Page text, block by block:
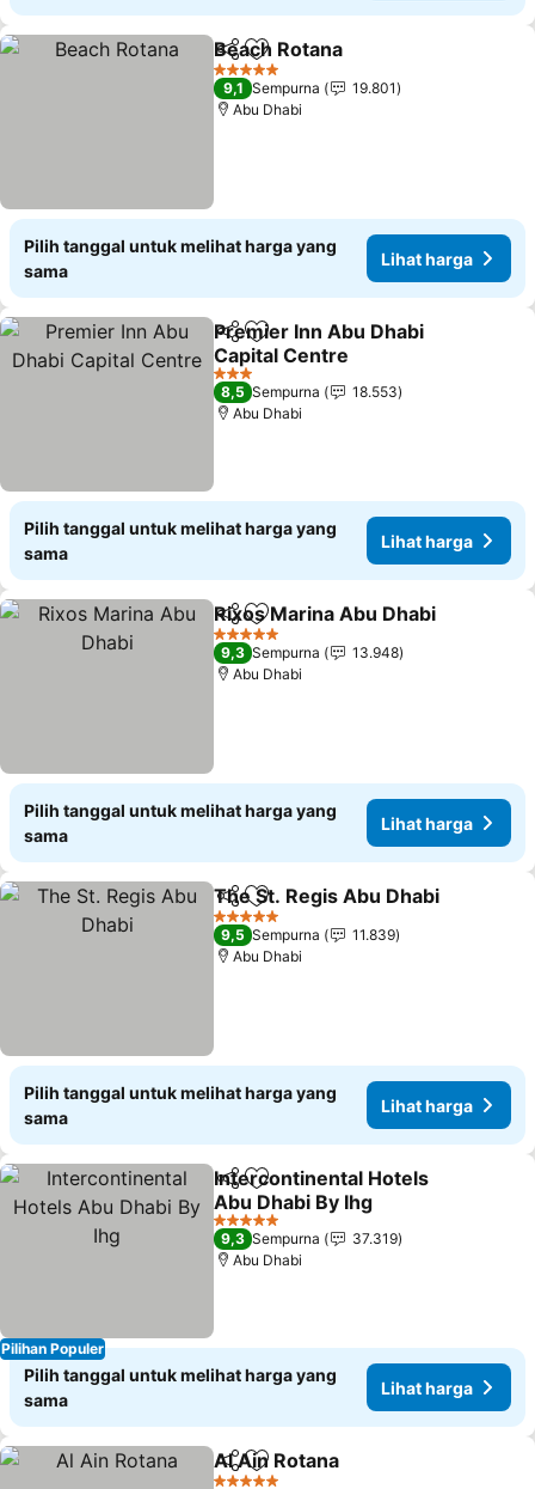
BagikanTambahkan ke favorit
Beach Rotana
5 Bintang
9,1 Sempurna
19.801
Abu Dhabi
Pilih tanggal untuk melihat harga yang
sama
Lihat harga
BagikanTambahkan ke favorit
Premier Inn Abu Dhabi
Capital Centre
3 Bintang
8,5 Sempurna
18.553
Abu Dhabi
Pilih tanggal untuk melihat harga yang
sama
Lihat harga
BagikanTambahkan ke favorit
Rixos Marina Abu Dhabi
5 Bintang
9,3 Sempurna
13.948
Abu Dhabi
Pilih tanggal untuk melihat harga yang
sama
Lihat harga
BagikanTambahkan ke favorit
The St. Regis Abu Dhabi
5 Bintang
9,5 Sempurna
11.839
Abu Dhabi
Pilih tanggal untuk melihat harga yang
sama
Lihat harga
Pilihan Populer
BagikanTambahkan ke favorit
Intercontinental Hotels
Abu Dhabi By Ihg
5 Bintang
9,3 Sempurna
37.319
Abu Dhabi
Pilih tanggal untuk melihat harga yang
sama
Lihat harga
BagikanTambahkan ke favorit
Al Ain Rotana